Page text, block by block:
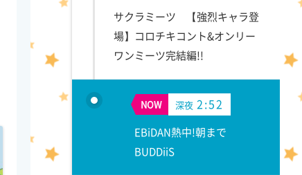
サクラミーツ 【強烈キャラ登
場】コロチキコント&オンリー
ワンミーツ完結編!!
NOW 深夜 2:52
EBiDAN熱中!朝まで
BUDDiiS